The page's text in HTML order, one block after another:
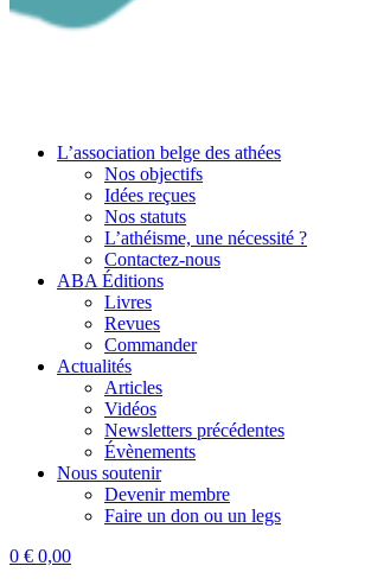
L’association belge des athées
Nos objectifs
Idées reçues
Nos statuts
L’athéisme, une nécessité ?
Contactez-nous
ABA Éditions
Livres
Revues
Commander
Actualités
Articles
Vidéos
Newsletters précédentes
Évènements
Nous soutenir
Devenir membre
Faire un don ou un legs
0 € 0,00